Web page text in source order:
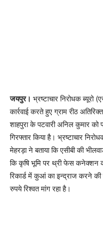
जयपुर। भ्रष्टाचार निरोधक ब्यूरो
कार्रवाई करते हुए ग्राम रीठ
शाहपुरा के पटवारी अनिल कुमार को
गिरफ्तार किया है। भ्रष्टाचार
मेहरड़ा ने बताया कि एसीबी की
कि कृषि भूमि पर थ्री फेस कनेक्शन
रिकार्ड में कुआं का इन्द्राज करने
रुपये रिश्वत मांग रहा है।